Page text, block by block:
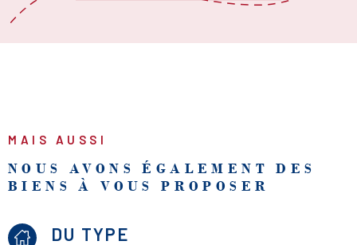
MAIS AUSSI
NOUS AVONS ÉGALEMENT DES
BIENS À VOUS PROPOSER
DU TYPE